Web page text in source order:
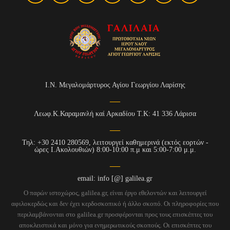
Ι.Ν. Μεγαλομάρτυρος Αγίου Γεωργίου Λαρίσης
Λεωφ.Κ.Καραμανλή καί Αρκαδίου Τ.Κ: 41 336 Λάρισα
Τηλ: +30 2410 280569, λειτουργεί καθημερινά (εκτός εορτών -
ώρες Ι.Ακολουθιών) 8:00-10:00 π.μ και 5:00-7:00 μ.μ.
email: info [@] galilea.gr
Ο παρών ιστοχώρος, galilea.gr, είναι έργο εθελοντών και λειτουργεί
αφιλοκερδώς και δεν έχει κερδοσκοπικό ή άλλο σκοπό. Οι πληροφορίες που
περιλαμβάνονται στο galilea.gr προσφέρονται προς τους επισκέπτες του
αποκλειστικά και μόνο για ενημερωτικούς σκοπούς. Οι επισκέπτες του